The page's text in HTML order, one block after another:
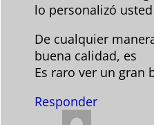
lo personalizó
De cualquier
buena calidad, es
Es raro ver un gran
Responder